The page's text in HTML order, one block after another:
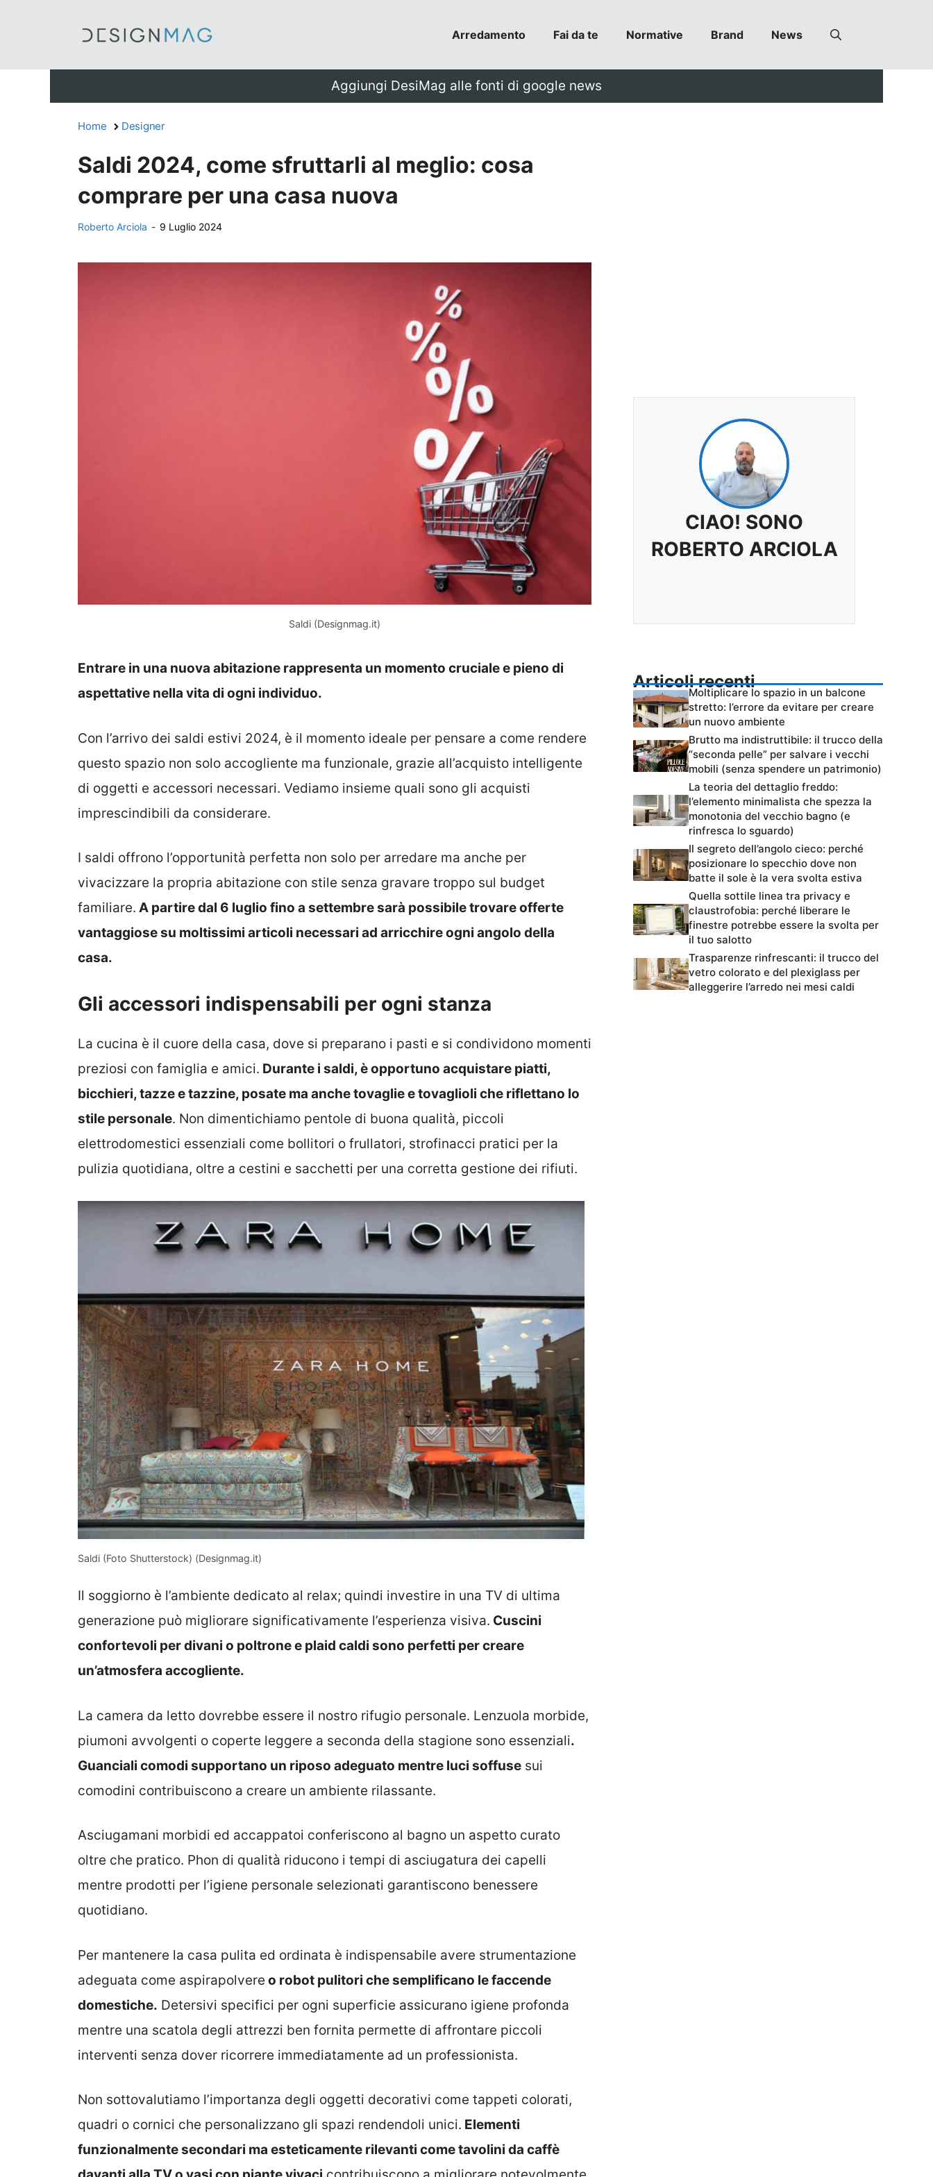
Arredamento Fai da te Normative Brand News
Aggiungi DesiMag alle fonti di google news
Home Designer
Saldi 2024, come sfruttarli al meglio: cosa
comprare per una casa nuova
Roberto Arciola - 9 Luglio 2024
Saldi (Designmag.it)
Entrare in una nuova abitazione rappresenta un momento cruciale e pieno di
aspettative nella vita di ogni individuo.
Con l’arrivo dei saldi estivi 2024, è il momento ideale per pensare a come rendere
questo spazio non solo accogliente ma funzionale, grazie all’acquisto intelligente
di oggetti e accessori necessari. Vediamo insieme quali sono gli acquisti
imprescindibili da considerare.
I saldi offrono l’opportunità perfetta non solo per arredare ma anche per
vivacizzare la propria abitazione con stile senza gravare troppo sul budget
familiare. A partire dal 6 luglio fino a settembre sarà possibile trovare offerte
vantaggiose su moltissimi articoli necessari ad arricchire ogni angolo della
casa.
Gli accessori indispensabili per ogni stanza
La cucina è il cuore della casa, dove si preparano i pasti e si condividono momenti
preziosi con famiglia e amici. Durante i saldi, è opportuno acquistare piatti,
bicchieri, tazze e tazzine, posate ma anche tovaglie e tovaglioli che riflettano lo
stile personale. Non dimentichiamo pentole di buona qualità, piccoli
elettrodomestici essenziali come bollitori o frullatori, strofinacci pratici per la
pulizia quotidiana, oltre a cestini e sacchetti per una corretta gestione dei rifiuti.
Saldi (Foto Shutterstock) (Designmag.it)
Il soggiorno è l’ambiente dedicato al relax; quindi investire in una TV di ultima
generazione può migliorare significativamente l’esperienza visiva. Cuscini
confortevoli per divani o poltrone e plaid caldi sono perfetti per creare
un’atmosfera accogliente.
La camera da letto dovrebbe essere il nostro rifugio personale. Lenzuola morbide,
piumoni avvolgenti o coperte leggere a seconda della stagione sono essenziali.
Guanciali comodi supportano un riposo adeguato mentre luci soffuse sui
comodini contribuiscono a creare un ambiente rilassante.
Asciugamani morbidi ed accappatoi conferiscono al bagno un aspetto curato
oltre che pratico. Phon di qualità riducono i tempi di asciugatura dei capelli
mentre prodotti per l’igiene personale selezionati garantiscono benessere
quotidiano.
Per mantenere la casa pulita ed ordinata è indispensabile avere strumentazione
adeguata come aspirapolvere o robot pulitori che semplificano le faccende
domestiche. Detersivi specifici per ogni superficie assicurano igiene profonda
mentre una scatola degli attrezzi ben fornita permette di affrontare piccoli
interventi senza dover ricorrere immediatamente ad un professionista.
Non sottovalutiamo l’importanza degli oggetti decorativi come tappeti colorati,
quadri o cornici che personalizzano gli spazi rendendoli unici. Elementi
funzionalmente secondari ma esteticamente rilevanti come tavolini da caffè
CIAO! SONO
ROBERTO ARCIOLA
Articoli recenti
Moltiplicare lo spazio in un balcone
stretto: l’errore da evitare per creare
un nuovo ambiente
Brutto ma indistruttibile: il trucco della
“seconda pelle” per salvare i vecchi
mobili (senza spendere un patrimonio)
La teoria del dettaglio freddo:
l’elemento minimalista che spezza la
monotonia del vecchio bagno (e
rinfresca lo sguardo)
Il segreto dell’angolo cieco: perché
posizionare lo specchio dove non
batte il sole è la vera svolta estiva
Quella sottile linea tra privacy e
claustrofobia: perché liberare le
finestre potrebbe essere la svolta per
il tuo salotto
Trasparenze rinfrescanti: il trucco del
vetro colorato e del plexiglass per
alleggerire l’arredo nei mesi caldi